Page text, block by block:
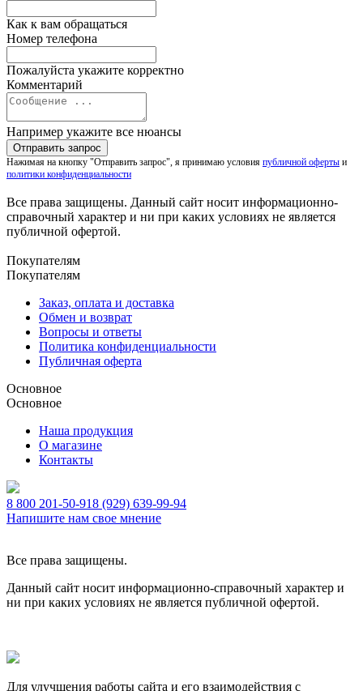
Как к вам обращаться
Номер телефона
Пожалуйста укажите корректно
Комментарий
Например укажите все нюансы
Нажимая на кнопку "Отправить запрос", я принимаю условия публичной оферты и
политики конфиденциальности
Все права защищены. Данный сайт носит информационно-
справочный характер и ни при каких условиях не является
публичной офертой.
Покупателям
Покупателям
Заказ, оплата и доставка
Обмен и возврат
Вопросы и ответы
Политика конфиденциальности
Публичная оферта
Основное
Основное
Наша продукция
О магазине
Контакты
8 800 201-50-918 (929) 639-99-94
Напишите нам свое мнение
Все права защищены.
Данный сайт носит информационно-справочный характер и
ни при каких условиях не является публичной офертой.
Для улучшения работы сайта и его взаимодействия с